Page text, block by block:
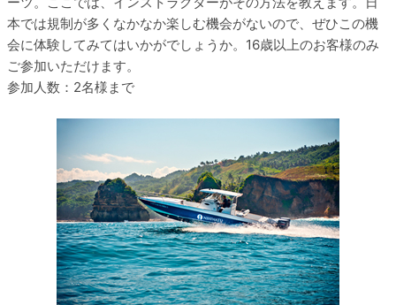
本では規制が多くなかなか楽しむ機会がないので、ぜひこの機
会に体験してみてはいかがでしょうか。16歳以上のお客様のみ
ご参加いただけます。
参加人数：2名様まで